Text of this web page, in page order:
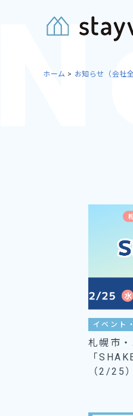
ホーム > お知らせ（会社
イベント
札幌市
「
（2/25）